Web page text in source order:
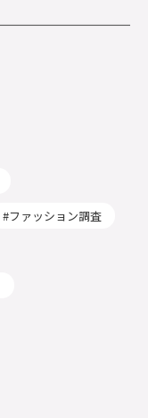
ファッション調査